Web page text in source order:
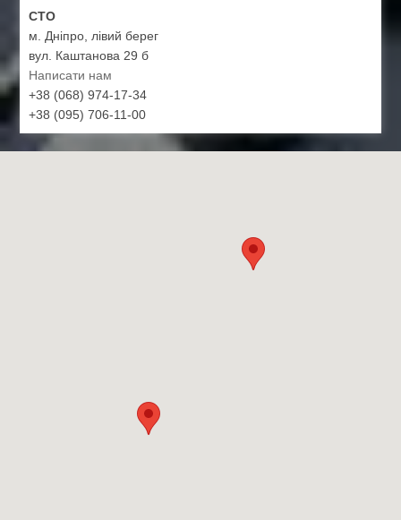
СТО
м. Дніпро, лівий берег
вул. Каштанова 29 б
Написати нам
+38 (068) 974-17-34
+38 (095) 706-11-00